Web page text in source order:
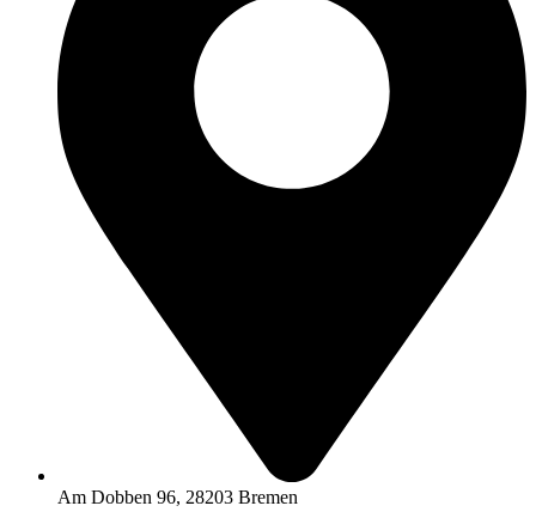
Am Dobben 96, 28203 Bremen